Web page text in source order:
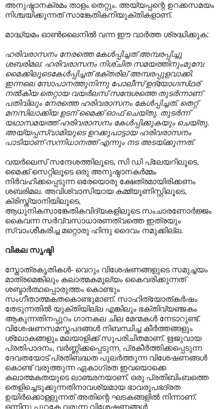
അനുഷ്ഠാനക്രമം താളം തെറ്റും. അയ്യപ്പന്റെ ഉറക്കസമയം
നിശ്ചയിക്കുന്നത് സാങ്കേതികനിയുക്തികളാണ്.
മാദ്ധ്യമം ഓൺലൈനിൽ വന്ന ഈ വാർത്ത ശ്രദ്ധിക്കുക:
ഹരിവരാസനം നേരത്തെ കേള്‍പ്പിച്ചത് അമ്പരപ്പിച്ചു
ശബരിമല: ഹരിവരാസനം നിശ്‌ചിത സമയത്തിനുംമുമ്പേ
മൈക്കിലൂടെകേള്‍പ്പിച്ചത് ഭക്‌തരില് അമ്പരപ്പുളവാക്കി.
ഇന്നലെ സോപാനത്തുനിന്നു പോലീസ് ഉദ്യോഗസ്‌ഥര്
നല്‍കിയ തെറ്റായ വയര്‍ലസ് സന്ദേശത്തെ തുടര്‍ന്നാണ്
പതിവിലും നേരത്തെ ഹരിവരാസനം കേള്‍പ്പിച്ചത്. തെറ്റ്
മനസിലാക്കിയ ഉടന് മൈക്ക് ഓഫ് ചെയ്‌തു. തുടര്‍ന്ന്
യഥാസമയത്ത് ഹരിവരാസനം കേള്‍പ്പിക്കുകയും ചെയ്‌തു.
അയ്യപ്പസ്വാമിയുടെ ഉറക്കുപാട്ടായ ഹരിവരാസനം
പാടിയാണ് സന്നിധാനത്ത് എന്നും നട അടയ്‌ക്കുന്നത്.
വയർലെസ് സന്ദേശത്തിലൂടെ, സി ഡി പ്ലേയറിലൂടെ,
മൈക്ക് സെറ്റിലൂടെ ഒരു അനുഷ്ഠാനകർമ്മം
നിർവഹിക്കപ്പെടുന്ന ഒരേയൊരു ക്ഷേത്രമായിരിക്കണം
ശബരിമല. അവിശ്വാസിയായ കമ്മ്യൂണിസ്റ്റിലൂടെ,
ക്രിസ്ത്യാനിയിലൂടെ,
ആധുനികസാങ്കേതികവിദ്യകളിലൂടെ സംചാരണോർജ്ജം
കൈവന്ന സർവ്വസാധാരണത്വത്തെ ഇത്രയും
സ്വാംശീകരിച്ച മറ്റൊരു ഹിന്ദു ദൈവം നമുക്കില്ല.
വികല സൃഷ്ടി
സ്തോത്രകൃതികൾ- വെറും വിശേഷണങ്ങളുടെ സമുച്ചയം
മാത്രമെങ്കിലും കലാത്മകമൂല്യം കൈവരിക്കുന്നത്
ശബ്ദാർത്ഥപ്പൊരുത്തം കൊണ്ടും
സംഗീതാത്മകതകൊണ്ടുമാണ്. സാഹിത്യോത്കർഷം
തേടുന്നതിൽ യുക്തിയില്ല എങ്കിലും ഭക്തിവ്യഞ്ജകം
ആകുന്നതിനപ്പുറം ഗാനകല ചില മേന്മകൾ നേടാറുണ്ട്.
വിശേഷണസമസ്തപദങ്ങൾ നിബന്ധിച്ച കീർത്തങ്ങളും
ശ്ലോകങ്ങളും മലയാളിക്ക് സുപരിചിതമാണ്. ഋജുവായ
പ്രതിപാദനം, വർണ്ണിക്കപ്പെടുന്ന, പ്രകീർത്തിക്കപ്പെടുന്ന
ദേവതയോട് പ്രതിബദ്ധത പുലർത്തുന്ന വിശേഷണങ്ങൾ
കൊണ്ട് വരുത്തുന്ന ഏകാഗ്രത ഇവയൊക്കെ
കലാത്മകതയുടെ ലാഞ്ഛനയാണ്. ഒരു പ്രതിബിംബത്തെ
തെളിച്ചെടുക്കുന്നതിനാവശ്യമായ ഭാവരൂപഭദ്രത
ഉയിർക്കൊള്ളുന്നത് അതിന്റെ ഘടകങ്ങളിൽ നിന്നാണ്.
ഒന്നിനു പുറകേ വരുന്ന വിശേഷണങ്ങൾ